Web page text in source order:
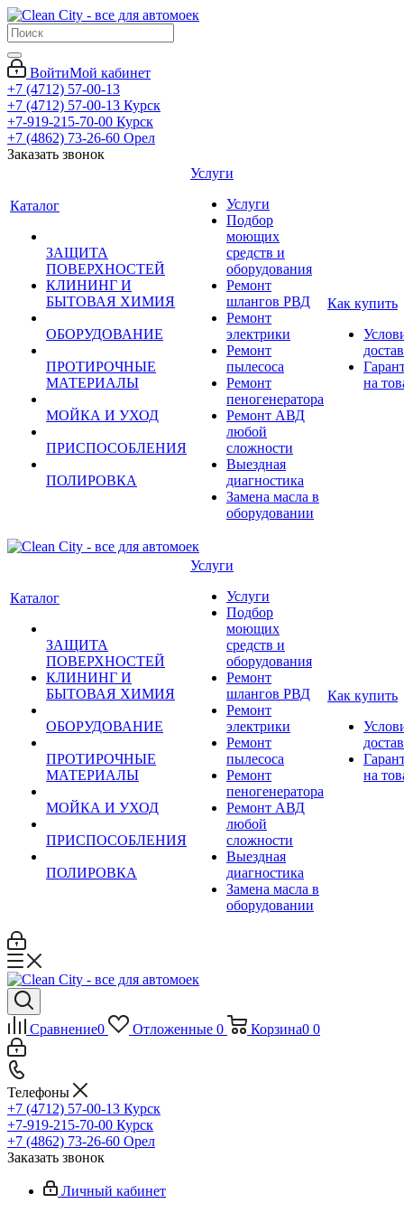
ВойтиМой кабинет
+7 (4712) 57-00-13
+7 (4712) 57-00-13 Курск
+7-919-215-70-00 Курск
+7 (4862) 73-26-60 Орел
Заказать звонок
Каталог
ЗАЩИТА
ПОВЕРХНОСТЕЙ
КЛИНИНГ И
БЫТОВАЯ ХИМИЯ
ОБОРУДОВАНИЕ
ПРОТИРОЧНЫЕ
МАТЕРИАЛЫ
МОЙКА И УХОД
ПРИСПОСОБЛЕНИЯ
ПОЛИРОВКА
Услуги
Услуги
Подбор
моющих
средств и
оборудования
Ремонт
шлангов РВД
Ремонт
электрики
Ремонт
пылесоса
Ремонт
пеногенератора
Ремонт АВД
любой
сложности
Выездная
диагностика
Замена масла в
оборудовании
Как купить
на
Каталог
ЗАЩИТА
ПОВЕРХНОСТЕЙ
КЛИНИНГ И
БЫТОВАЯ ХИМИЯ
ОБОРУДОВАНИЕ
ПРОТИРОЧНЫЕ
МАТЕРИАЛЫ
МОЙКА И УХОД
ПРИСПОСОБЛЕНИЯ
ПОЛИРОВКА
Услуги
Услуги
Подбор
моющих
средств и
оборудования
Ремонт
шлангов РВД
Ремонт
электрики
Ремонт
пылесоса
Ремонт
пеногенератора
Ремонт АВД
любой
сложности
Выездная
диагностика
Замена масла в
оборудовании
Как купить
на
Сравнение0 Отложенные 0 Корзина0 0
Телефоны
+7 (4712) 57-00-13 Курск
+7-919-215-70-00 Курск
+7 (4862) 73-26-60 Орел
Заказать звонок
Личный кабинет